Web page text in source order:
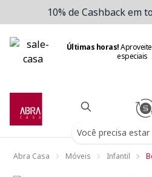
10% de Cashback em
Últimas horas!
especiais
Você precisa estar
Abra Casa Móveis Infantil